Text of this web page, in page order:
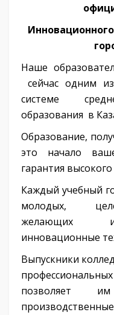
Наше
сейчас одним
системе
образования в
Образование,
это начало
гарантия
Каждый учебный
молодых,
желающих
инновационные
Выпускники
позволяет